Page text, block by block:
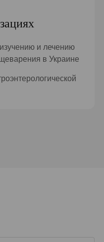
и лечению
в Украине